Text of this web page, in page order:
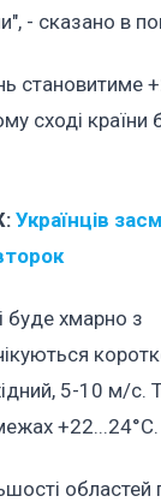
- сказано в
становитиме
сході країни
Українців
буде хмарно з
5-10 м/с.
+22...24°С.
областей